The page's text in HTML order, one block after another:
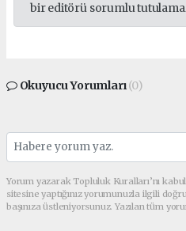
bir editörü sorumlu
Okuyucu Yorumları(0)
Yorum yazarak Topluluk Kuralları’nı
sitesine yaptığınız yorumunuzla ilgili
başınıza üstleniyorsunuz. Yazılan tüm